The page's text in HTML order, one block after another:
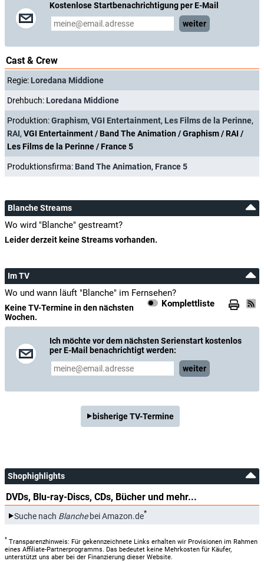
Kostenlose Startbenachrichtigung per E-Mail
weiter
Cast & Crew
Regie: Loredana Middione
Drehbuch: Loredana Middione
Produktion:Graphism, VGI Entertainment, Les Films de la Perinne,
RAI, VGI Entertainment / Band The Animation / Graphism / RAI /
Les Films de la Perinne / France 5
Produktionsfirma: Band The Animation, France 5
Blanche Streams
Wo wird "Blanche" gestreamt?
Leider derzeit keine Streams vorhanden.
Im TV
Wo und wann läuft "Blanche" im Fernsehen?
Komplettliste
Keine TV-Termine in den nächsten
Wochen.
Ich möchte vor dem nächsten Serienstart kostenlos
per E-Mail benachrichtigt werden:
weiter
bisherige TV-Termine
Shophighlights
DVDs, Blu-ray-Discs, CDs, Bücher und mehr...
Suche nach Blanchebei Amazon.de*
* Transparenzhinweis: Für gekennzeichnete Links erhalten wir Provisionen im Rahmen
eines Affiliate-Partnerprogramms. Das bedeutet keine Mehrkosten für Käufer,
unterstützt uns aber bei der Finanzierung dieser Website.